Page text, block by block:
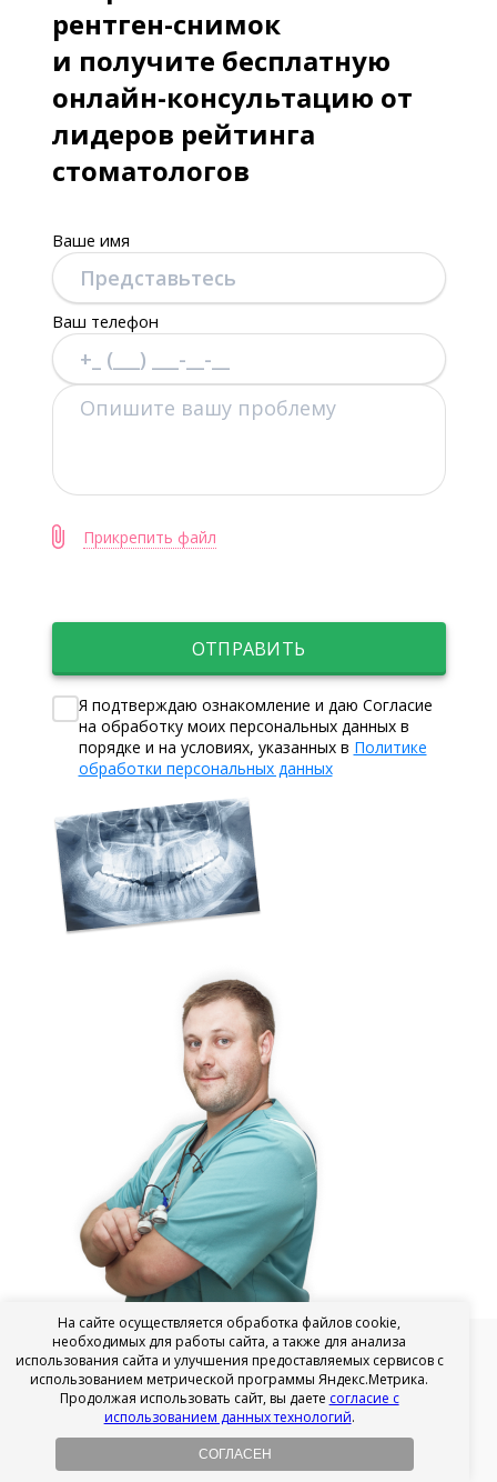
рентген-снимок
и получите бесплатную
онлайн-консультацию от
лидеров рейтинга
стоматологов
Ваше имя
Ваш телефон
Прикрепить файл
ОТПРАВИТЬ
Я подтверждаю ознакомление и даю Согласие
на обработку моих персональных данных в
порядке и на условиях, указанных в Политике
обработки персональных данных
Хотите узнавать больше о
стоматологии?
+7 (499) 112-45-32
На сайте осуществляется обработка файлов cookie,
необходимых для работы сайта, а также для анализа
использования сайта и улучшения предоставляемых сервисов с
использованием метрической программы Яндекс.Метрика.
Продолжая использовать сайт, вы даете согласие с
использованием данных технологий.
СОГЛАСЕН